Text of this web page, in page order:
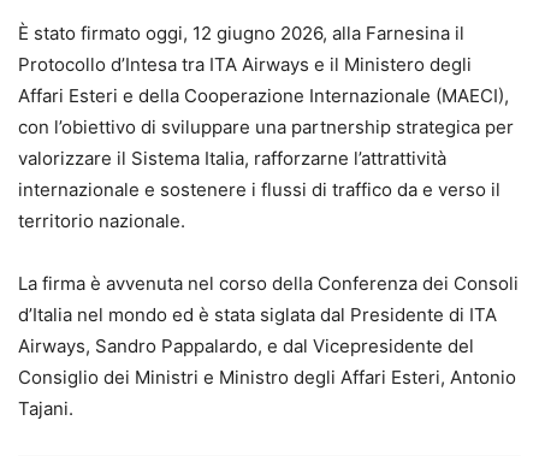
È stato firmato oggi, 12 giugno 2026, alla Farnesina il
Protocollo d’Intesa tra ITA Airways e il Ministero degli
Affari Esteri e della Cooperazione Internazionale (MAECI),
con l’obiettivo di sviluppare una partnership strategica per
valorizzare il Sistema Italia, rafforzarne l’attrattività
internazionale e sostenere i flussi di traffico da e verso il
territorio nazionale.
La firma è avvenuta nel corso della Conferenza dei Consoli
d’Italia nel mondo ed è stata siglata dal Presidente di ITA
Airways, Sandro Pappalardo, e dal Vicepresidente del
Consiglio dei Ministri e Ministro degli Affari Esteri, Antonio
Tajani.